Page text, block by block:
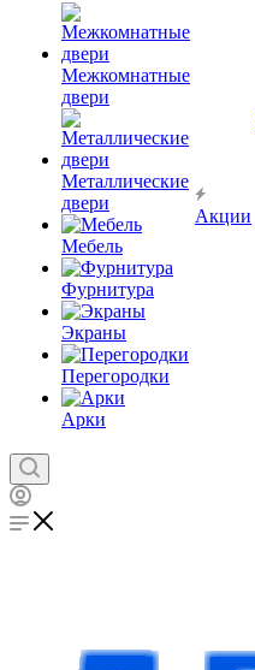
Межкомнатные
двери
Металлические
двери
Мебель
Фурнитура
Экраны
Перегородки
Арки
Акции